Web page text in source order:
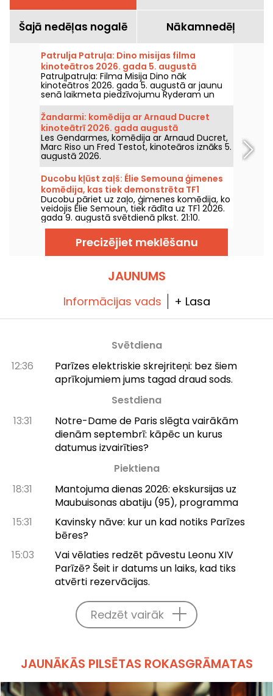
Šajā nedēļas nogalē Nākamnedēļ
Patrulja Patruļa: Dino misijas filma
kinoteātros 2026. gada 5. augustā
Patruļpatruļa: Filma Misija Dino nāk
kinoteātros 2026. gada 5. augustā ar jaunu
senā laikmeta piedzīvojumu Ryderam un
viņa komandai.
Žandarmi: komēdija ar Arnaud Ducret
kinoteātrī 2026. gada augustā
Les Gendarmes, komēdija ar Arnaud Ducret,
Marc Riso un Fred Testot, kinoteāros iznāks 5.
augustā 2026.
Ducobu kļūst zaļš: Élie Semouna ģimenes
komēdija, kas tiek demonstrēta TF1
Ducobu pāriet uz zaļo, ģimenes komēdija, ko
veidojis Élie Semoun, tiek rādīta uz TF1 2026.
gada 9. augustā svētdienā plkst. 21:10.
Precizējiet meklēšanu
JAUNUMS
Informācijas vads + Lasa
Svētdiena
12:36
Parīzes elektriskie skrejriteņi: bez šiem
aprīkojumiem jums tagad draud sods.
Sestdiena
13:31
Notre-Dame de Paris slēgta vairākām
dienām septembrī: kāpēc un kurus
datumus izvairīties?
Piektiena
18:31
Mantojuma dienas 2026: ekskursijas uz
Maubuisonas abatiju (95), programma
15:31
Kavinsky nāve: kur un kad notiks Parīzes
bēres?
15:03
Vai vēlaties redzēt pāvestu Leonu XIV
Parīzē? Šeit ir datums un laiks, kad tiks
atvērti rezervācijas.
Redzēt vairāk
JAUNĀKĀS PILSĒTAS ROKASGRĀMATAS